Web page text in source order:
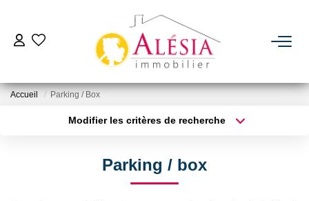
ACHETER
Accueil Parking / Box
Modifier les critères de recherche
Parking / box